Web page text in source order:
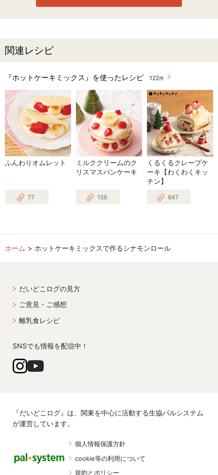
関連レシピ
『ホットケーキミックス』を使ったレシピ 122件
ふんわりオムレット
77
ミルククリームのク
リスマスパンケーキ
156
くるくるクレープケ
ーキ【わくわくキッ
チン】
647
ホーム ホットケーキミックスで作るシナモンロール
だいどこログの見方
ご意見・ご感想
離乳食レシピ
SNSでも情報を配信中！
『だいどこログ』は、関東を中心に活動する生協パルシステム
が運営しています。
個人情報保護方針
cookie等の利用について
規約とポリシー